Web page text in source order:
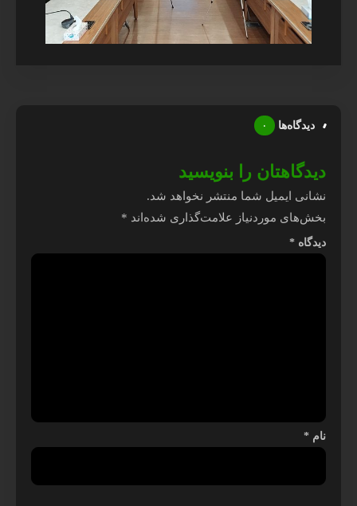
دیدگاه‌ها ۰
دیدگاهتان را بنویسید
نشانی ایمیل شما منتشر نخواهد شد.
بخش‌های موردنیاز علامت‌گذاری شده‌اند *
دیدگاه *
نام *